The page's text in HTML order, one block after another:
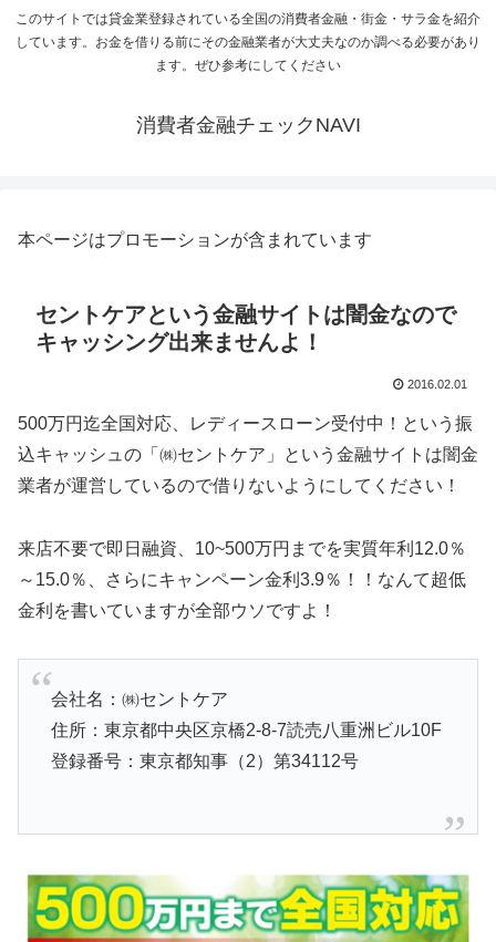
このサイトでは貸金業登録されている全国の消費者金融・街金・サラ金を紹介
しています。お金を借りる前にその金融業者が大丈夫なのか調べる必要があり
ます。ぜひ参考にしてください
消費者金融チェックNAVI
本ページはプロモーションが含まれています
セントケアという金融サイトは闇金なので
キャッシング出来ませんよ！
2016.02.01
500万円迄全国対応、レディースローン受付中！という振
込キャッシュの「㈱セントケア」という金融サイトは闇金
業者が運営しているので借りないようにしてください！
来店不要で即日融資、10~500万円までを実質年利12.0％
～15.0％、さらにキャンペーン金利3.9％！！なんて超低
金利を書いていますが全部ウソですよ！
会社名：㈱セントケア
住所：東京都中央区京橋2-8-7読売八重洲ビル10F
登録番号：東京都知事（2）第34112号